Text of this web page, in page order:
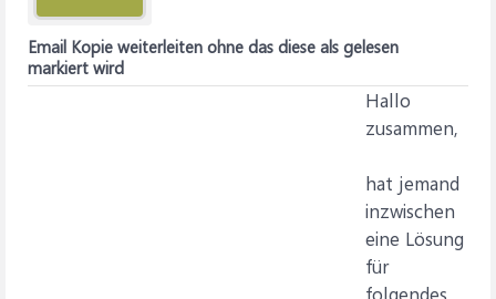
Email Kopie weiterleiten ohne das diese als gelesen
markiert wird
Hallo
zusammen,
hat jemand
inzwischen
eine Lösung
für
folgendes